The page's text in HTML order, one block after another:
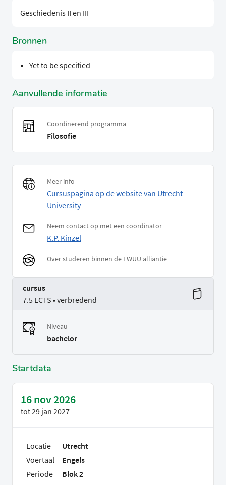
Geschiedenis II en III
Bronnen
Yet to be specified
Aanvullende informatie
Coordinerend programma
Filosofie
Meer info
Cursuspagina op de website van Utrecht
University
Neem contact op met een coordinator
K.P. Kinzel
Over studeren binnen de EWUU alliantie
cursus
7.5 ECTS • verbredend
Niveau
bachelor
Startdata
16 nov 2026
tot29 jan 2027
Locatie
Utrecht
Voertaal
Engels
Periode
Blok 2